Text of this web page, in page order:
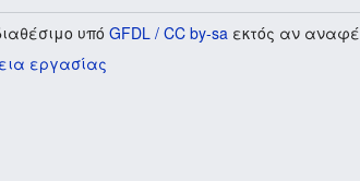
υπόGFDL / CC by-sa εκτός αν
εργασίας